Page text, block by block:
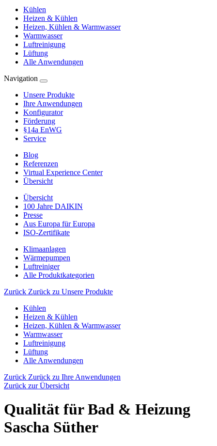
Kühlen
Heizen & Kühlen
Heizen, Kühlen & Warmwasser
Warmwasser
Luftreinigung
Lüftung
Alle Anwendungen
Navigation
Unsere Produkte
Ihre Anwendungen
Konfigurator
Förderung
§14a EnWG
Service
Blog
Referenzen
Virtual Experience Center
Übersicht
Übersicht
100 Jahre DAIKIN
Presse
Aus Europa für Europa
ISO-Zertifikate
Klimaanlagen
Wärmepumpen
Luftreiniger
Alle Produktkategorien
Zurück Zurück zu Unsere Produkte
Kühlen
Heizen & Kühlen
Heizen, Kühlen & Warmwasser
Warmwasser
Luftreinigung
Lüftung
Alle Anwendungen
Zurück Zurück zu Ihre Anwendungen
Zurück zur Übersicht
Qualität für Bad & Heizung
Sascha Süther